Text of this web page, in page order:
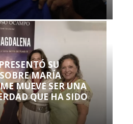
SU
MARÍA
MUEVE SER UNA
QUE HA SIDO